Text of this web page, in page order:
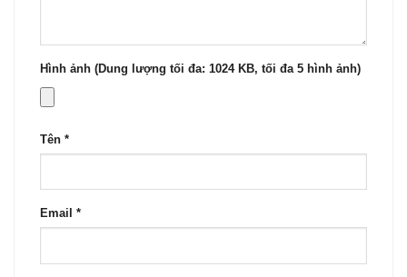
Hình ảnh (Dung lượng tối đa: 1024 KB, tối đa 5 hình ảnh)
Tên *
Email *